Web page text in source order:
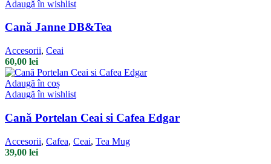
Adaugă în wishlist
Cană Janne DB&Tea
Accesorii, Ceai
60,00 lei
Adaugă în coș
Adaugă în wishlist
Cană Portelan Ceai si Cafea Edgar
Accesorii, Cafea, Ceai, Tea Mug
39,00 lei